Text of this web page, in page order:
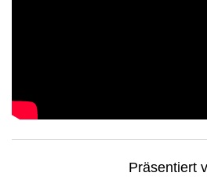
Präsentiert